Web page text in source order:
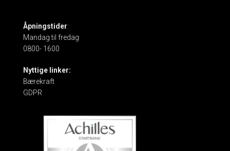
Åpningstider:
Mandag til fredag
0800- 1600
Nyttige linker:
Bærekraft
GDPR